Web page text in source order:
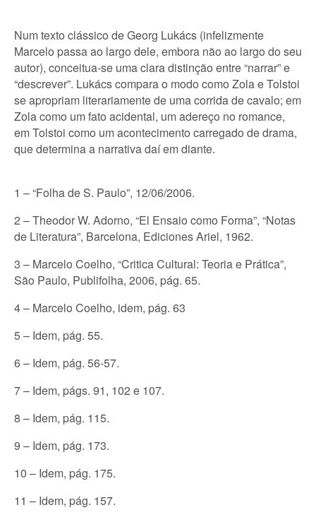
Num texto clássico de Georg Lukács (infelizmente
Marcelo passa ao largo dele, embora não ao largo do seu
autor), conceitua-se uma clara distinção entre “narrar” e
“descrever”. Lukács compara o modo como Zola e Tolstoi
se apropriam literariamente de uma corrida de cavalo; em
Zola como um fato acidental, um adereço no romance,
em Tolstoi como um acontecimento carregado de drama,
que determina a narrativa daí em diante.
1 – “Folha de S. Paulo”, 12/06/2006.
2 – Theodor W. Adorno, “El Ensaio como Forma”, “Notas
de Literatura”, Barcelona, Ediciones Ariel, 1962.
3 – Marcelo Coelho, “Critica Cultural: Teoria e Prática”,
São Paulo, Publifolha, 2006, pág. 65.
4 – Marcelo Coelho, idem, pág. 63
5 – Idem, pág. 55.
6 – Idem, pág. 56-57.
7 – Idem, págs. 91, 102 e 107.
8 – Idem, pág. 115.
9 – Idem, pág. 173.
10 – Idem, pág. 175.
11 – Idem, pág. 157.